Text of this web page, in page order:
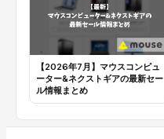
【2026年7月】マウスコンピュ
ーター&ネクストギアの最新セー
ル情報まとめ